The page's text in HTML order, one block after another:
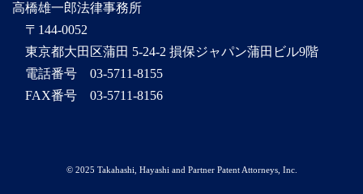
高橋雄一郎法律事務所
〒144-0052
東京都大田区蒲田 5-24-2 損保ジャパン蒲田ビル9階
電話番号 03-5711-8155
FAX番号 03-5711-8156
© 2025 Takahashi, Hayashi and Partner Patent Attorneys, Inc.